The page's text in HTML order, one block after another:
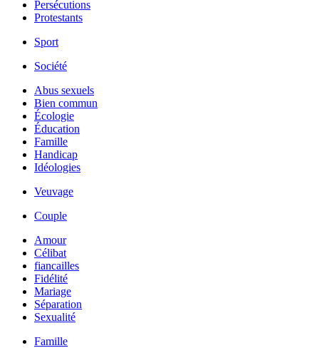
Persécutions
Protestants
Sport
Société
Abus sexuels
Bien commun
Écologie
Éducation
Famille
Handicap
Idéologies
Veuvage
Couple
Amour
Célibat
fiancailles
Fidélité
Mariage
Séparation
Sexualité
Famille